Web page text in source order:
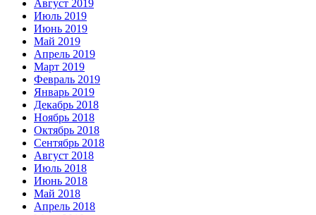
Август 2019
Июль 2019
Июнь 2019
Май 2019
Апрель 2019
Март 2019
Февраль 2019
Январь 2019
Декабрь 2018
Ноябрь 2018
Октябрь 2018
Сентябрь 2018
Август 2018
Июль 2018
Июнь 2018
Май 2018
Апрель 2018